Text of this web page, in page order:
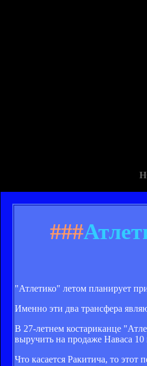
###
"Атлетико" летом планирует
Именно эти два трансфера
В 27-летнем костариканце
выручить на продаже Наваса
Что касается Ракитича, то